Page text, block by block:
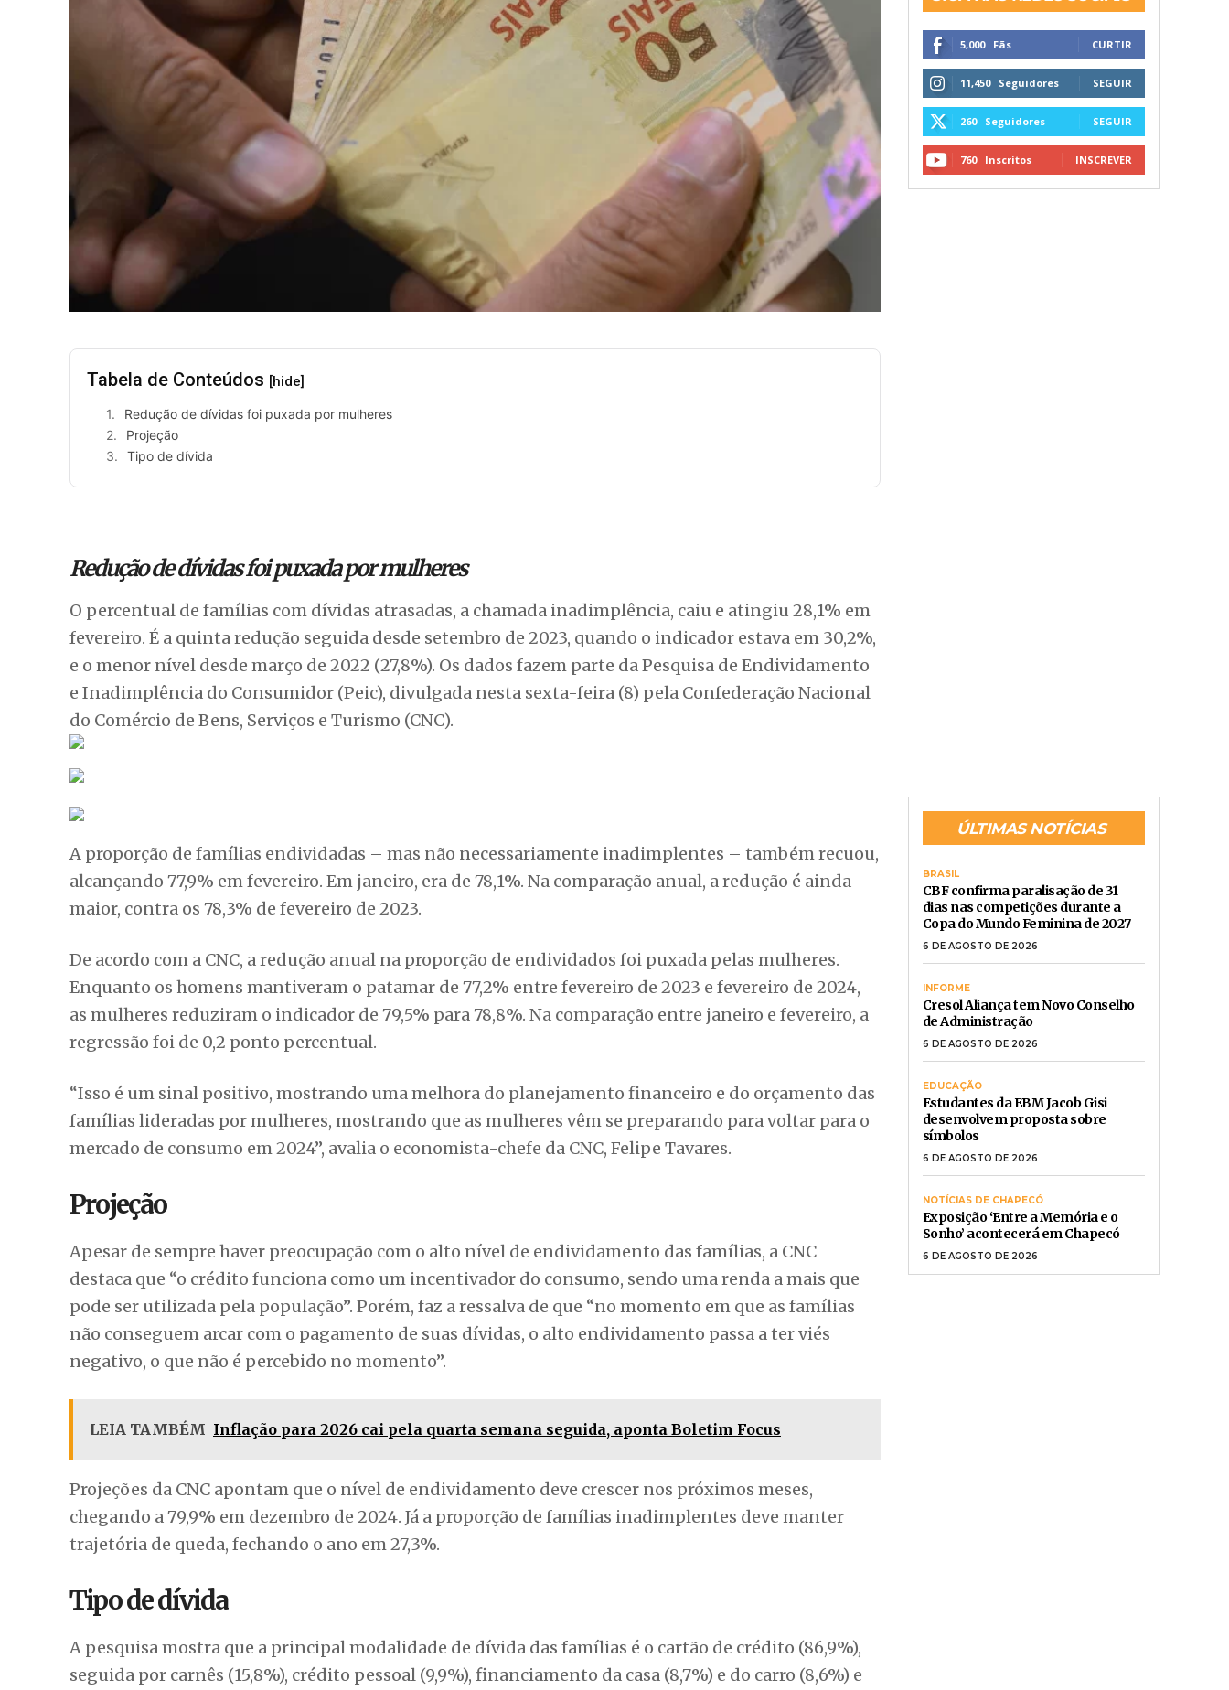
Tabela de Conteúdos [hide]
Redução de dívidas foi puxada por mulheres
Projeção
Tipo de dívida
Redução de dívidas foi puxada por mulheres
O percentual de famílias com dívidas atrasadas, a chamada inadimplência, caiu e atingiu 28,1% em
fevereiro. É a quinta redução seguida desde setembro de 2023, quando o indicador estava em 30,2%,
e o menor nível desde março de 2022 (27,8%). Os dados fazem parte da Pesquisa de Endividamento
e Inadimplência do Consumidor (Peic), divulgada nesta sexta-feira (8) pela Confederação Nacional
do Comércio de Bens, Serviços e Turismo (CNC).
A proporção de famílias endividadas – mas não necessariamente inadimplentes – também recuou,
alcançando 77,9% em fevereiro. Em janeiro, era de 78,1%. Na comparação anual, a redução é ainda
maior, contra os 78,3% de fevereiro de 2023.
De acordo com a CNC, a redução anual na proporção de endividados foi puxada pelas mulheres.
Enquanto os homens mantiveram o patamar de 77,2% entre fevereiro de 2023 e fevereiro de 2024,
as mulheres reduziram o indicador de 79,5% para 78,8%. Na comparação entre janeiro e fevereiro, a
regressão foi de 0,2 ponto percentual.
“Isso é um sinal positivo, mostrando uma melhora do planejamento financeiro e do orçamento das
famílias lideradas por mulheres, mostrando que as mulheres vêm se preparando para voltar para o
mercado de consumo em 2024”, avalia o economista-chefe da CNC, Felipe Tavares.
Projeção
Apesar de sempre haver preocupação com o alto nível de endividamento das famílias, a CNC
destaca que “o crédito funciona como um incentivador do consumo, sendo uma renda a mais que
pode ser utilizada pela população”. Porém, faz a ressalva de que “no momento em que as famílias
não conseguem arcar com o pagamento de suas dívidas, o alto endividamento passa a ter viés
negativo, o que não é percebido no momento”.
LEIA TAMBÉM Inflação para 2026 cai pela quarta semana seguida, aponta Boletim Focus
Projeções da CNC apontam que o nível de endividamento deve crescer nos próximos meses,
chegando a 79,9% em dezembro de 2024. Já a proporção de famílias inadimplentes deve manter
trajetória de queda, fechando o ano em 27,3%.
Tipo de dívida
A pesquisa mostra que a principal modalidade de dívida das famílias é o cartão de crédito (86,9%),
seguida por carnês (15,8%), crédito pessoal (9,9%), financiamento da casa (8,7%) e do carro (8,6%) e
5,000 Fãs CURTIR
11,450 Seguidores SEGUIR
260 Seguidores SEGUIR
760 Inscritos INSCREVER
ÚLTIMAS NOTÍCIAS
BRASIL
CBF confirma paralisação de 31
dias nas competições durante a
Copa do Mundo Feminina de 2027
6 DE AGOSTO DE 2026
INFORME
Cresol Aliança tem Novo Conselho
de Administração
6 DE AGOSTO DE 2026
EDUCAÇÃO
Estudantes da EBM Jacob Gisi
desenvolvem proposta sobre
símbolos
6 DE AGOSTO DE 2026
NOTÍCIAS DE CHAPECÓ
Exposição ‘Entre a Memória e o
Sonho’ acontecerá em Chapecó
6 DE AGOSTO DE 2026